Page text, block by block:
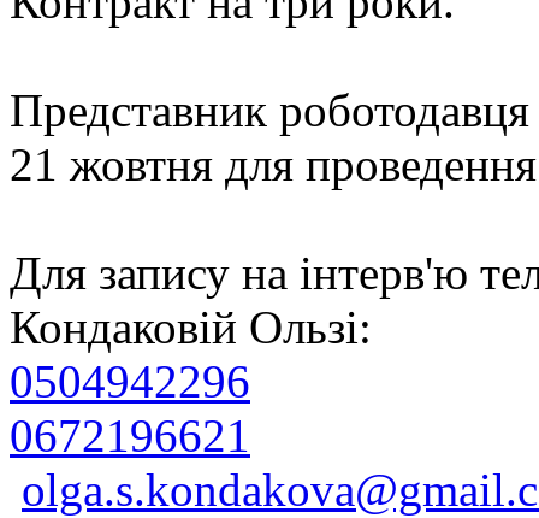
Представник
21 жовтня для
Для запису на інтерв'ю
Кондаковій Ользі:
0504942296
0672196621